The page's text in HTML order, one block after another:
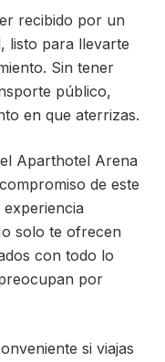
recibido por un
listo para llevarte
Sin tener
público,
en que aterrizas.
Aparthotel Arena
de este
solo te ofrecen
con todo lo
por
si viajas